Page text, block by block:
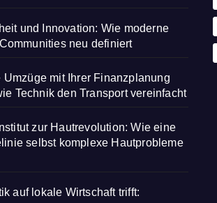
und Innovation: Wie moderne
neu definiert
Umzüge mit Ihrer Finanzplanung
Technik den Transport vereinfacht
zur Hautrevolution: Wie eine
selbst komplexe Hautprobleme
auf lokale Wirtschaft trifft: